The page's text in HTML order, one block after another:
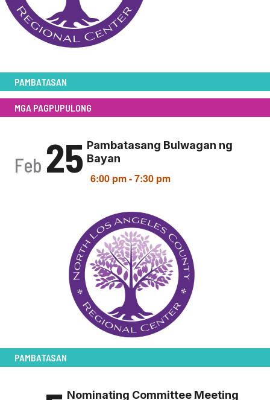
PAMBATASAN
MGA PAGPUPULONG
Feb 25 Pambatasang Bulwagan ng
Bayan
6:00 pm-7:30 pm
PAMBATASAN
Nominating Committee Meeting